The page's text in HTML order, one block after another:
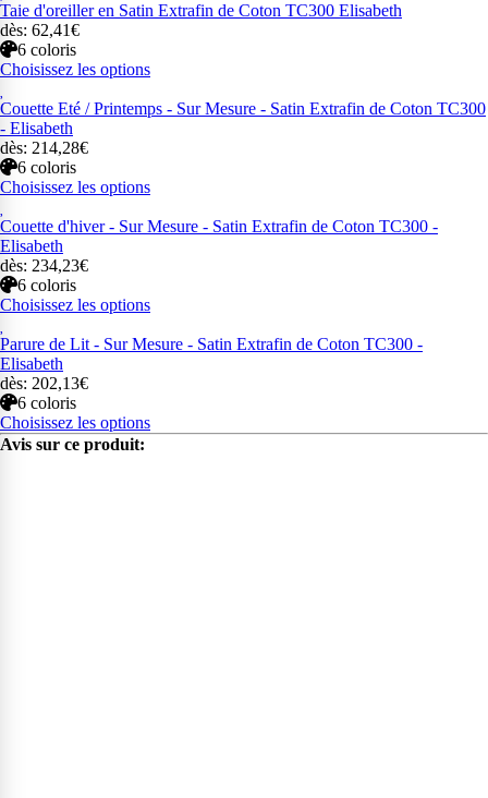
Taie d'oreiller en Satin Extrafin de Coton TC300 Elisabeth
dès: 62,41€
6 coloris
Choisissez les options
Couette Eté / Printemps - Sur Mesure - Satin Extrafin de Coton TC300
- Elisabeth
dès: 214,28€
6 coloris
Choisissez les options
Couette d'hiver - Sur Mesure - Satin Extrafin de Coton TC300 -
Elisabeth
dès: 234,23€
6 coloris
Choisissez les options
Parure de Lit - Sur Mesure - Satin Extrafin de Coton TC300 -
Elisabeth
dès: 202,13€
6 coloris
Choisissez les options
Avis sur ce produit: